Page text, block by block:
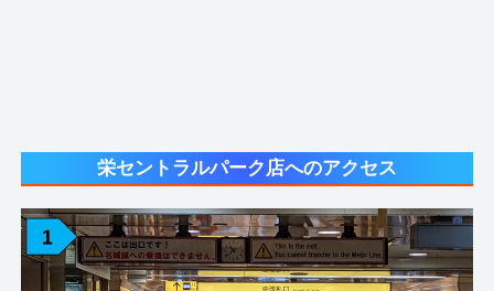
栄セントラルパーク店へのアクセス